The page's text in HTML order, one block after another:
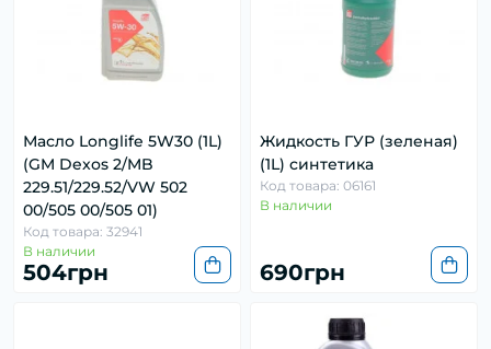
Масло Longlife 5W30 (1L)
(GM Dexos 2/MB
229.51/229.52/VW 502
00/505 00/505 01)
Код товара: 32941
В наличии
504грн
Жидкость ГУР (зеленая)
(1L) синтетика
Код товара: 06161
В наличии
690грн